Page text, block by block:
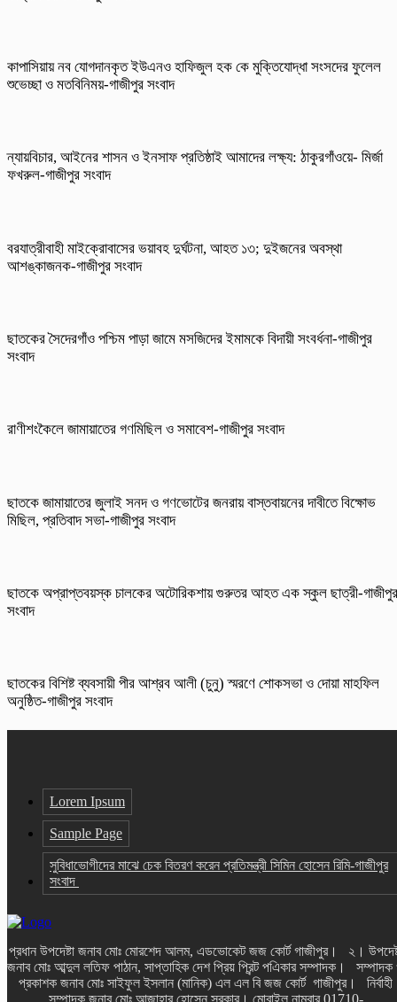
কাপাসিয়ায় নব যোগদানকৃত ইউএনও হাফিজুল হক কে মুক্তিযোদ্ধা সংসদের ফুলেল
শুভেচ্ছা ও মতবিনিময়-গাজীপুর সংবাদ
ন্যায়বিচার, আইনের শাসন ও ইনসাফ প্রতিষ্ঠাই আমাদের লক্ষ্য: ঠাকুরগাঁওয়ে- মির্জা
ফখরুল-গাজীপুর সংবাদ
বরযাত্রীবাহী মাইক্রোবাসের ভয়াবহ দুর্ঘটনা, আহত ১৩; দুইজনের অবস্থা
আশঙ্কাজনক-গাজীপুর সংবাদ
ছাতকের সৈদেরগাঁও পশ্চিম পাড়া জামে মসজিদের ইমামকে বিদায়ী সংবর্ধনা-গাজীপুর
সংবাদ
রাণীশংকৈলে জামায়াতের গণমিছিল ও সমাবেশ-গাজীপুর সংবাদ
ছাতকে জামায়াতের জুলাই সনদ ও গণভোটের জনরায় বাস্তবায়নের দাবীতে বিক্ষোভ
মিছিল, প্রতিবাদ সভা-গাজীপুর সংবাদ
ছাতকে অপ্রাপ্তবয়স্ক চালকের অটোরিকশায় গুরুতর আহত এক স্কুল ছাত্রী-গাজীপুর
সংবাদ
ছাতকের বিশিষ্ট ব্যবসায়ী পীর আশ্রব আলী (চুনু) স্মরণে শোকসভা ও দোয়া মাহফিল
অনুষ্ঠিত-গাজীপুর সংবাদ
Lorem Ipsum
Sample Page
সুবিধাভোগীদের মাঝে চেক বিতরণ করেন প্রতিমন্ত্রী সিমিন হোসেন রিমি-গাজীপুর
সংবাদ
প্রধান উপদেষ্টা জনাব মোঃ মোরশেদ আলম, এডভোকেট জজ কোর্ট গাজীপুর। ২।
জনাব মোঃ আব্দুল লতিফ পাঠান, সাপ্তাহিক দেশ প্রিয় প্রিন্ট পএিকার সম্পাদক।
প্রকাশক জনাব মোঃ সাইফুল ইসলান (মানিক) এল এল বি জজ কোর্ট গাজীপুর। নির্বাহী